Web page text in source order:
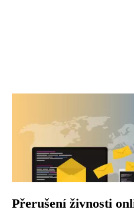
Přerušení živnosti